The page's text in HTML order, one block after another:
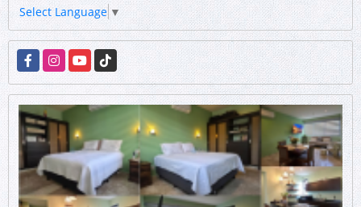
Select Language ▼
FacebookInstagramYouTubeTikTok